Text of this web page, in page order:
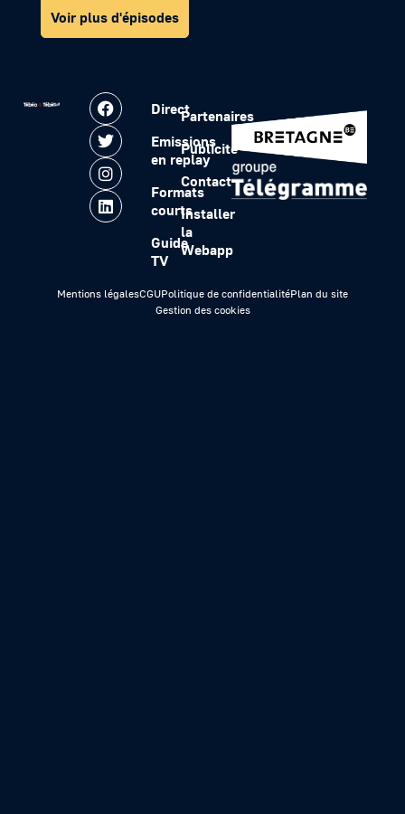
Voir plus d'épisodes
Direct
Emissions
en replay
Formats
courts
Guide
TV
Partenaires
Publicité
Contact
Installer
la
Webapp
Mentions légalesCGUPolitique de confidentialitéPlan du site
Gestion des cookies